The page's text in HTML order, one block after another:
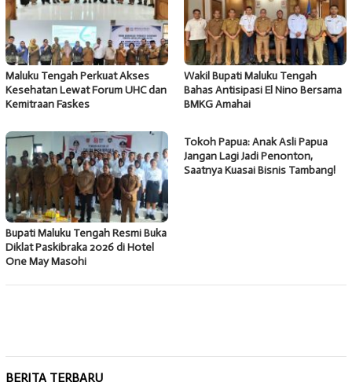
Maluku Tengah Perkuat Akses
Kesehatan Lewat Forum UHC dan
Kemitraan Faskes
Wakil Bupati Maluku Tengah
Bahas Antisipasi El Nino Bersama
BMKG Amahai
Bupati Maluku Tengah Resmi Buka
Diklat Paskibraka 2026 di Hotel
One May Masohi
Tokoh Papua: Anak Asli Papua
Jangan Lagi Jadi Penonton,
Saatnya Kuasai Bisnis Tambang!
BERITA TERBARU